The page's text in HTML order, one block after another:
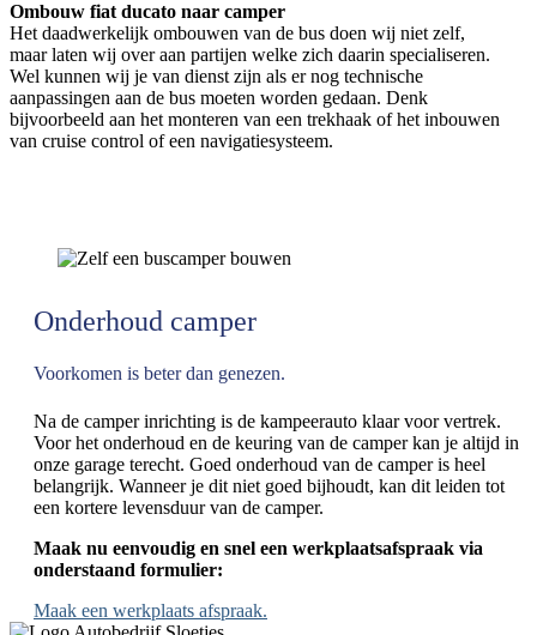
Ombouw fiat ducato naar camper
Het daadwerkelijk ombouwen van de bus doen wij niet zelf,
maar laten wij over aan partijen welke zich daarin specialiseren.
Wel kunnen wij je van dienst zijn als er nog technische
aanpassingen aan de bus moeten worden gedaan. Denk
bijvoorbeeld aan het monteren van een trekhaak of het inbouwen
van cruise control of een navigatiesysteem.
Onderhoud camper
Voorkomen is beter dan genezen.
Na de camper inrichting is de kampeerauto klaar voor vertrek.
Voor het onderhoud en de keuring van de camper kan je altijd in
onze garage terecht. Goed onderhoud van de camper is heel
belangrijk. Wanneer je dit niet goed bijhoudt, kan dit leiden tot
een kortere levensduur van de camper.
Maak nu eenvoudig en snel een werkplaatsafspraak via
onderstaand formulier:
Maak een werkplaats afspraak.